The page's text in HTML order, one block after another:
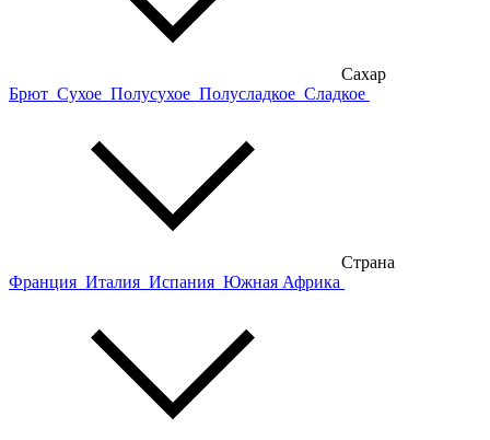
Сахар
Брют Сухое Полусухое Полусладкое Сладкое
Страна
Франция Италия Испания Южная Африка